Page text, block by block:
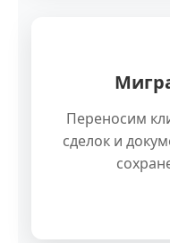
Переносим
сделок и